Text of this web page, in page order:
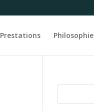
Prestations Philosophie